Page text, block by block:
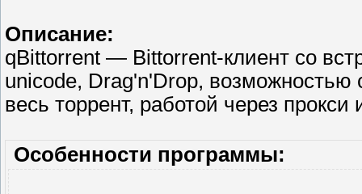
Описание:
qBittorrent — Bittorrent-клиент со
unicode, Drag'n'Drop, возможностью
весь торрент, работой через
Особенности программы: